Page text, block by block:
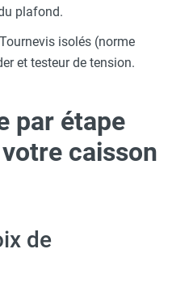
plafond.
Tournevis isolés (norme
et testeur de tension.
par étape
caisson
de